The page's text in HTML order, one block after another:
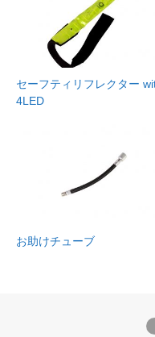
セーフティリフレクター
4LED
お助けチューブ